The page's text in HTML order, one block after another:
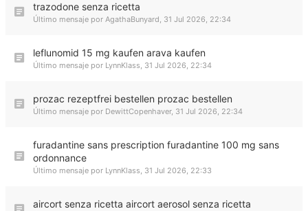
trazodone senza ricetta
Último mensaje por AgathaBunyard, 31 Jul 2026, 22:34
leflunomid 15 mg kaufen arava kaufen
Último mensaje por LynnKlass, 31 Jul 2026, 22:34
prozac rezeptfrei bestellen prozac bestellen
Último mensaje por DewittCopenhaver, 31 Jul 2026, 22:34
furadantine sans prescription furadantine 100 mg sans
ordonnance
Último mensaje por LynnKlass, 31 Jul 2026, 22:33
aircort senza ricetta aircort aerosol senza ricetta